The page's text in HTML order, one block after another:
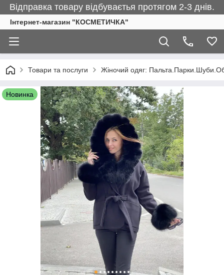
Відправка товару відбуваєтья протягом 2-3 днів.
Інтернет-магазин "КОСМЕТИЧКА"
Товари та послуги Жіночий одяг:
Новинка